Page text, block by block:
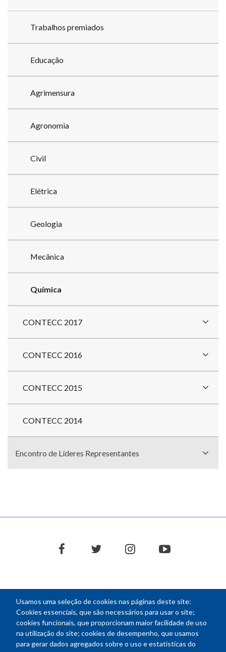
Usamos uma seleção de cookies nas páginas deste site:
Cookies essenciais, que são necessários para usar o site;
cookies funcionais, que proporcionam maior facilidade de uso
na utilização do site; cookies de desempenho, que usamos
para gerar dados agregados sobre o uso e estatísticas do
Trabalhos premiados
Educação
Agrimensura
Agronomia
Civil
Elétrica
Geologia
Mecânica
Química
CONTECC 2017
CONTECC 2016
CONTECC 2015
CONTECC 2014
Encontro de Líderes Representantes
facebooktwitter instagramyoutube
NEWSLETTER